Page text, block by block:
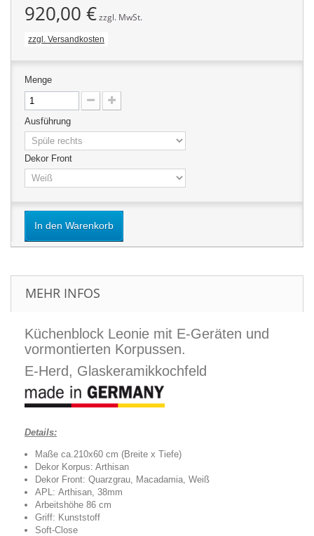
920,00 €zzgl. MwSt.
zzgl. Versandkosten
Menge
Ausführung
Dekor Front
In den Warenkorb
MEHR INFOS
Küchenblock Leonie mit E-Geräten und
vormontierten Korpussen.
E-Herd, Glaskeramikkochfeld
Details:
Maße ca.210x60 cm (Breite x Tiefe)
Dekor Korpus: Arthisan
Dekor Front: Quarzgrau, Macadamia, Weiß
APL: Arthisan, 38mm
Arbeitshöhe 86 cm
Griff: Kunststoff
Soft-Close